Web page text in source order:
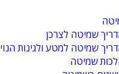
שמיטה לצרכן
שמיטה למטע ולגינות הנוי
שמיטה